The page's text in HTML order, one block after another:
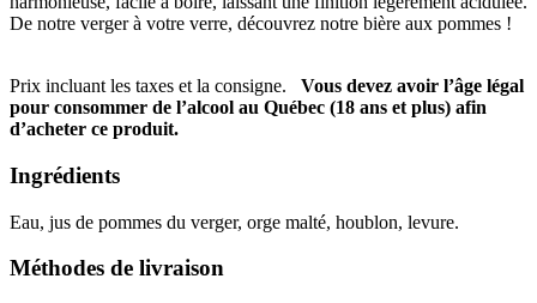
De notre verger à votre verre, découvrez notre bière aux pommes !
Prix incluant les taxes et la consigne. Vous devez avoir l’âge légal
pour consommer de l’alcool au Québec (18 ans et plus) afin
d’acheter ce produit.
Ingrédients
Eau, jus de pommes du verger, orge malté, houblon, levure.
Méthodes de livraison